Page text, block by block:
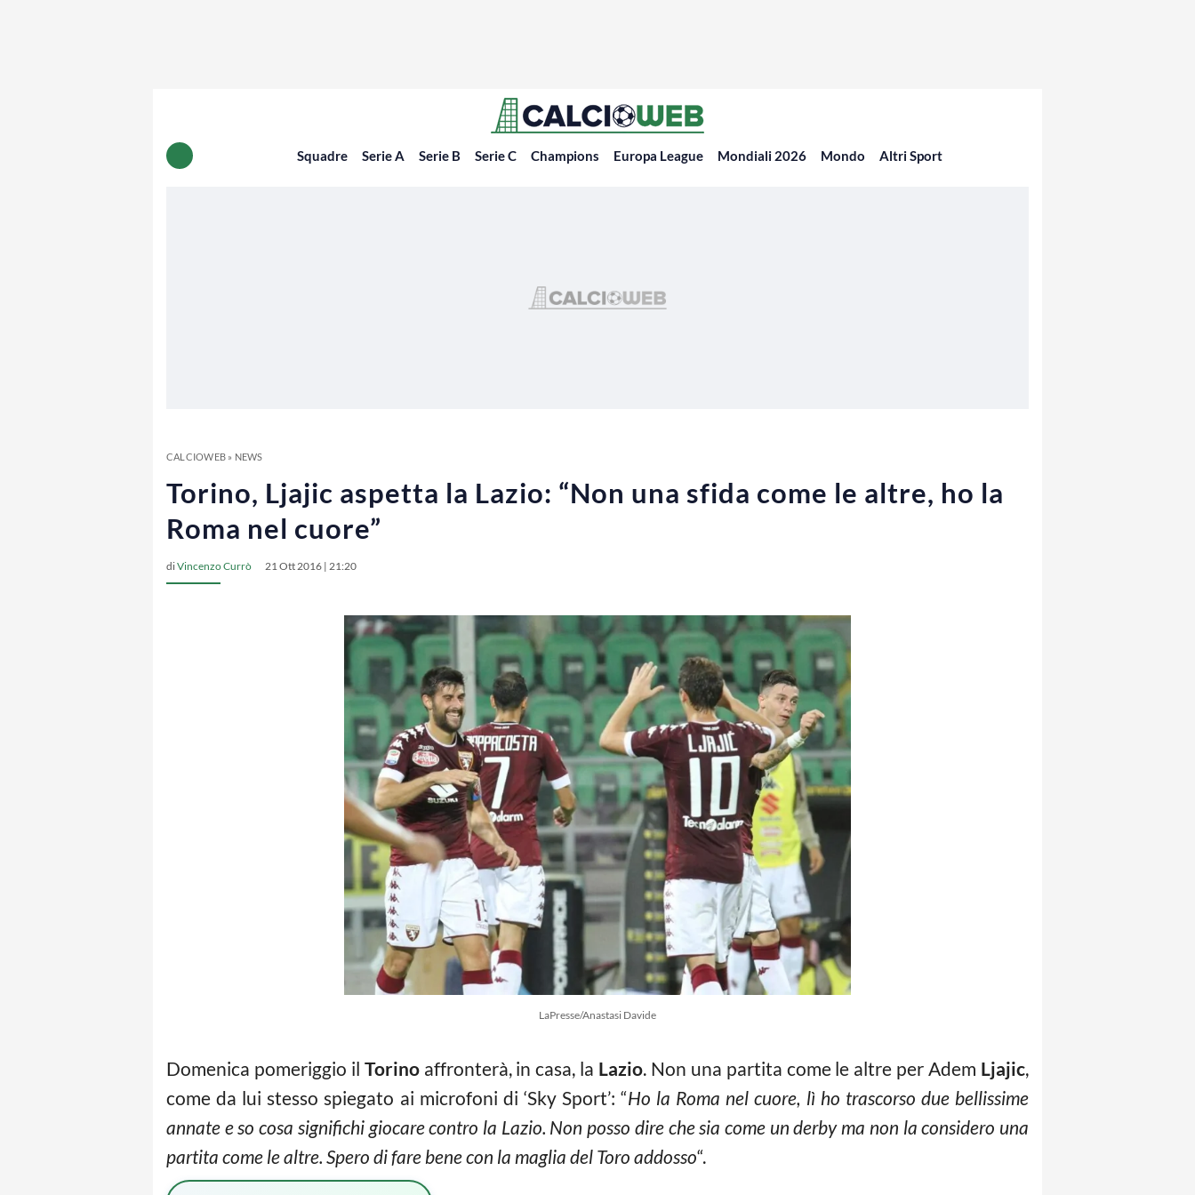
Squadre Serie A Serie B Serie C Champions Europa League Mondiali 2026 Mondo Altri Sport
CALCIOWEB» NEWS
Torino, Ljajic aspetta la Lazio: “Non una sfida come le altre, ho la
Roma nel cuore”
diVincenzo Currò 21 Ott 2016 | 21:20
LaPresse/Anastasi Davide
Domenica pomeriggio il Torinoaffronterà, in casa, la Lazio. Non una partita come le altre per Adem Ljajic,
come da lui stesso spiegato ai microfoni di ‘Sky Sport’: “Ho la Roma nel cuore, lì ho trascorso due bellissime
annate e so cosa significhi giocare contro la Lazio. Non posso dire che sia come un derby ma non la considero una
partita come le altre. Spero di fare bene con la maglia del Toro addosso“.